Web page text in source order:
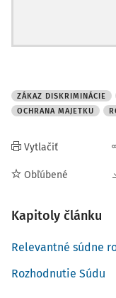
ZÁKAZ DISKRIMINÁCIE
OCHRANA MAJETKU
Vytlačiť
Obľúbené
Kapitoly článku
Relevantné súdne
Rozhodnutie Súdu